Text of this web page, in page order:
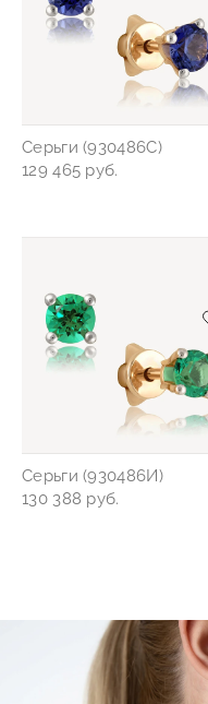
Серьги (930486С)
129 465 руб.
Серьги (930486И)
130 388 руб.